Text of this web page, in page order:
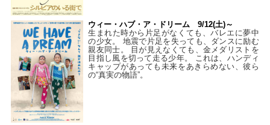
ウィー・ハブ・ア・ドリーム 9/12(土)～
生まれた時から片足がなくても、バレエに夢中
の少女。 地震で片足を失っても、ダンスに励む
親友同士。 目が見えなくても、金メダリストを
目指し風を切って走る少年。 これは、ハンディ
キャップがあっても未来をあきらめない、彼ら
の“真実の物語”。